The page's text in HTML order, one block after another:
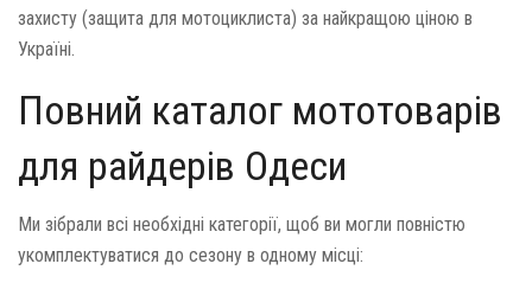
захисту (защита для мотоциклиста) за найкращою ціною в
Україні.
Повний каталог мототоварів
для райдерів Одеси
Ми зібрали всі необхідні категорії, щоб ви могли повністю
укомплектуватися до сезону в одному місці: